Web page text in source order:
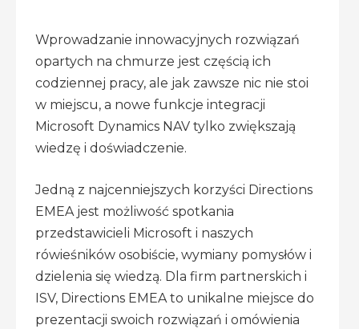
Wprowadzanie innowacyjnych rozwiązań
opartych na chmurze jest częścią ich
codziennej pracy, ale jak zawsze nic nie stoi
w miejscu, a nowe funkcje integracji
Microsoft Dynamics NAV tylko zwiększają
wiedzę i doświadczenie.
Jedną z najcenniejszych korzyści Directions
EMEA jest możliwość spotkania
przedstawicieli Microsoft i naszych
rówieśników osobiście, wymiany pomysłów i
dzielenia się wiedzą. Dla firm partnerskich i
ISV, Directions EMEA to unikalne miejsce do
prezentacji swoich rozwiązań i omówienia